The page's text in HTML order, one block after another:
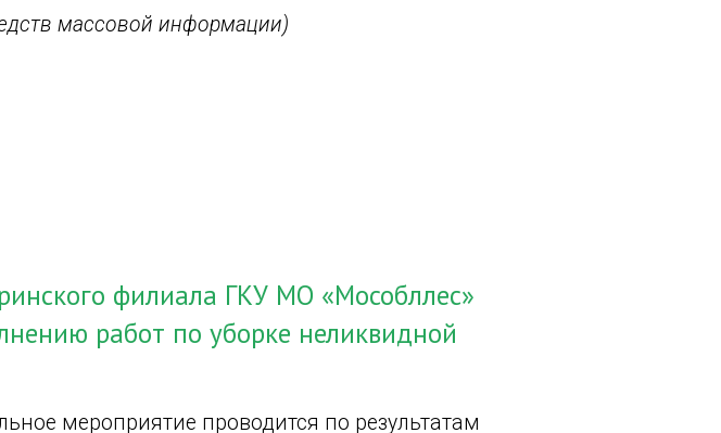
массовой информации)
филиала ГКУ МО «Мособллес»
работ по уборке неликвидной
мероприятие проводится по результатам